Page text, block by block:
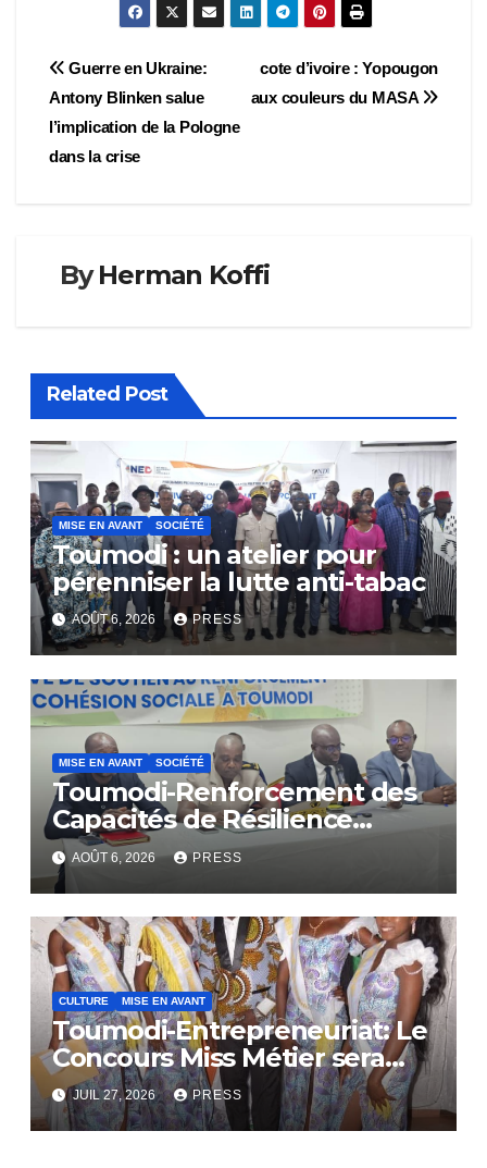
Navigation
de
l’article
cote d’ivoire : Yopougon
aux couleurs du MASA
Guerre en Ukraine:
Antony Blinken salue
l’implication de la Pologne
dans la crise
ByHerman Koffi
Related Post
MISE EN AVANT SOCIÉTÉ
Toumodi : un atelier pour
pérenniser la lutte anti-tabac
AOÛT 6, 2026 PRESS
MISE EN AVANT SOCIÉTÉ
Toumodi-Renforcement des
Capacités de Résilience
Communautaire
AOÛT 6, 2026 PRESS
CULTURE MISE EN AVANT
Toumodi-Entrepreneuriat: Le
Concours Miss Métier sera
bientôt lance.
JUIL 27, 2026 PRESS